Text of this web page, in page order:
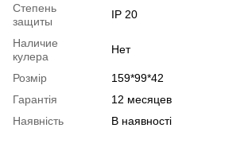
Степень
защиты
IP 20
Наличие
кулера
Нет
Розмір
159*99*42
Гарантія
12 месяцев
Наявність
В наявності